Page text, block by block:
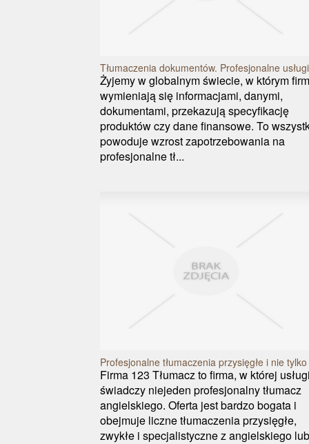
Tłumaczenia dokumentów. Profesjonalne usługi
Żyjemy w globalnym świecie, w którym
wymieniają się informacjami, danymi,
dokumentami, przekazują specyfikację
produktów czy dane finansowe. To
powoduje wzrost zapotrzebowania na
profesjonalne tł...
Profesjonalne tłumaczenia przysięgłe i nie tylko
Firma 123 Tłumacz to firma, w której
świadczy niejeden profesjonalny tłumacz
angielskiego. Oferta jest bardzo bogata i
obejmuje liczne tłumaczenia przysięgłe,
zwykłe i specjalistyczne z angielskiego